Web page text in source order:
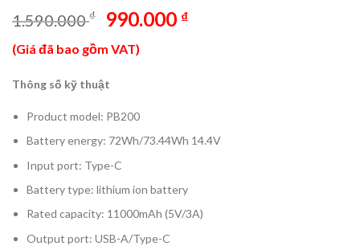
1.590.000₫
Giá
là:
1.590.000 ₫.
990.000 ₫Giá
(Giá đã bao gồm VAT)
Thông số kỹ thuật
Product model: PB200
Battery energy: 72Wh/73.44Wh 14.4V
Input port: Type-C
Battery type: lithium ion battery
Rated capacity: 11000mAh (5V/3A)
Output port: USB-A/Type-C